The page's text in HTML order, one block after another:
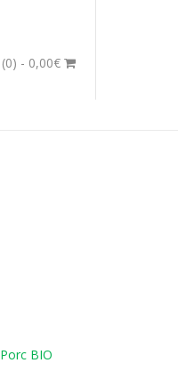
(0) - 0,00€
Porc BIO